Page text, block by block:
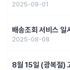
2025-09-01
배송조회 서비스 일
2025-08-08
8월 15일 (광복절)